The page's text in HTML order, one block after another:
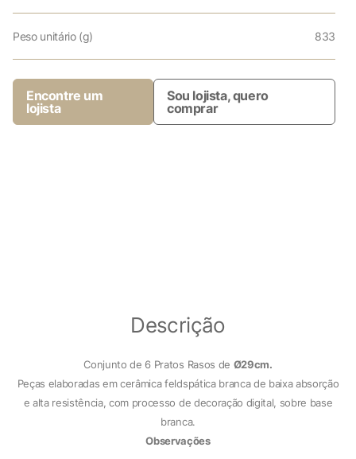
Peso unitário (g) 833
Encontre um
lojista
Sou lojista, quero
comprar
Descrição
Conjunto de 6 Pratos Rasos de Ø29cm.
Peças elaboradas em cerâmica feldspática branca de baixa absorção
e alta resistência, com processo de decoração digital, sobre base
branca.
Observações